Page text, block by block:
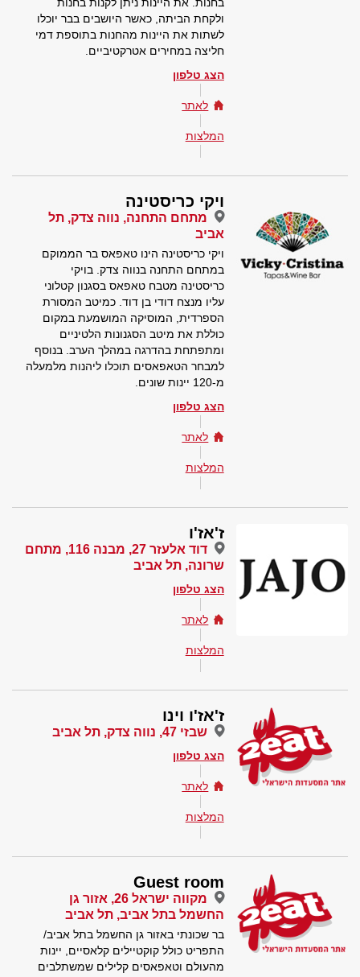
בחנות. את היינות ניתן לקנות בחנות
ולקחת הביתה, כאשר היושבים בבר יוכלו
לשתות את היינות מהחנות בתוספת דמי
חליצה במחירים אטרקטיביים.
הצג טלפון
לאתר
המלצות
ויקי כריסטינה
מתחם התחנה, נווה צדק, תל
אביב
ויקי כריסטינה הינו טאפאס בר הממוקם
במתחם התחנה בנווה צדק. בויקי
כריסטינה מטבח טאפאס בסגנון קטלוני
עליו מנצח דודי בן דוד. כמיטב המסורת
הספרדית, המוסיקה המושמעת במקום
כוללת את מיטב הסגנונות הלטיניים
ומתפתחת בהדרגה במהלך הערב. בנוסף
למבחר הטאפאסים תוכלו ליהנות מלמעלה
מ-120 יינות שונים.
הצג טלפון
לאתר
המלצות
ז'אז'ו
דוד אלעזר 27, מבנה 116, מתחם
שרונה, תל אביב
הצג טלפון
לאתר
המלצות
ז'אז'ו וינו
שבזי 47, נווה צדק, תל אביב
הצג טלפון
לאתר
המלצות
Guest room
מקווה ישראל 26, אזור גן
החשמל בתל אביב, תל אביב
בר שכונתי באזור גן החשמל בתל אביב/
התפריט כולל קוקטיילים קלאסיים, יינות
מהעולם וטאפאסים קלילים שמשתלבים